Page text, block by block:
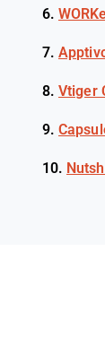
6.
7.
8. Vtiger
9.
10.